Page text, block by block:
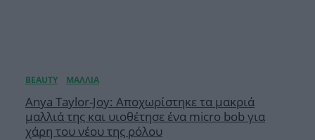
Anya Taylor-Joy: Αποχωρίστηκε τα μακριά
μαλλιά της και υιοθέτησε ένα micro bob για
χάρη του νέου της ρόλου